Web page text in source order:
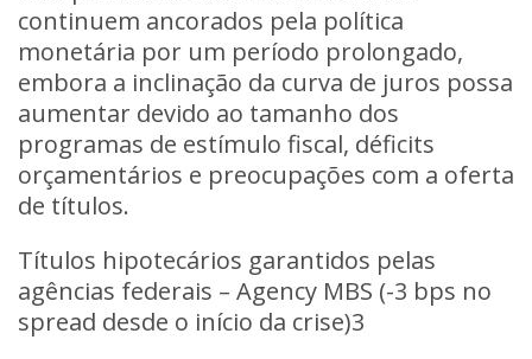
continuem ancorados pela política
monetária por um período prolongado,
embora a inclinação da curva de juros possa
aumentar devido ao tamanho dos
programas de estímulo fiscal, déficits
orçamentários e preocupações com a oferta
de títulos.
Títulos hipotecários garantidos pelas
agências federais – Agency MBS (-3 bps no
spread desde o início da crise)3